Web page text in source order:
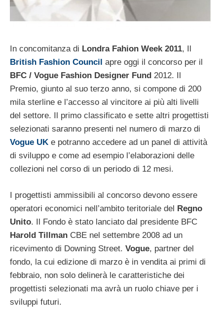
In concomitanza di Londra Fahion Week 2011, Il
British Fashion Council apre oggi il concorso per il
BFC / Vogue Fashion Designer Fund 2012. Il
Premio, giunto al suo terzo anno, si compone di 200
mila sterline e l’accesso al vincitore ai più alti livelli
del settore. Il primo classificato e sette altri progettisti
selezionati saranno presenti nel numero di marzo di
Vogue UK e potranno accedere ad un panel di attività
di sviluppo e come ad esempio l’elaborazioni delle
collezioni nel corso di un periodo di 12 mesi.
I progettisti ammissibili al concorso devono essere
operatori economici nell’ambito teritoriale del Regno
Unito. Il Fondo è stato lanciato dal presidente BFC
Harold Tillman CBE nel settembre 2008 ad un
ricevimento di Downing Street. Vogue, partner del
fondo, la cui edizione di marzo è in vendita ai primi di
febbraio, non solo delinerà le caratteristiche dei
progettisti selezionati ma avrà un ruolo chiave per i
sviluppi futuri.